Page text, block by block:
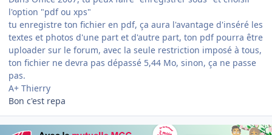
l'option "pdf ou xps"
tu enregistre ton fichier en pdf, ça aura l'avantage d'inséré les
textes et photos d'une part et d'autre part, ton pdf pourra être
uploader sur le forum, avec la seule restriction imposé à tous,
ton fichier ne devra pas dépassé 5,44 Mo, sinon, ça ne passe
pas.
A+ Thierry
Bon c'est repa